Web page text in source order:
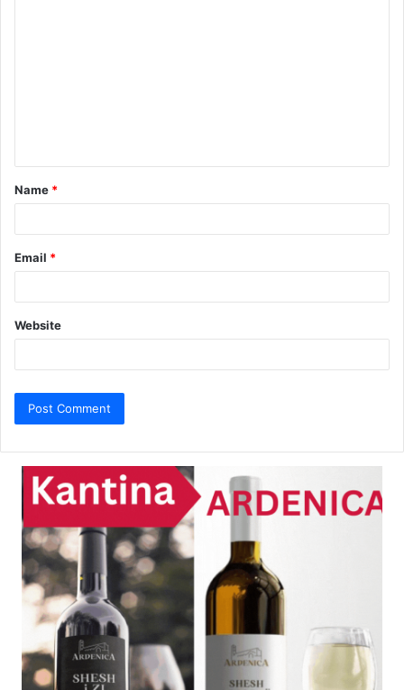
t
*
Name *
Email *
Website